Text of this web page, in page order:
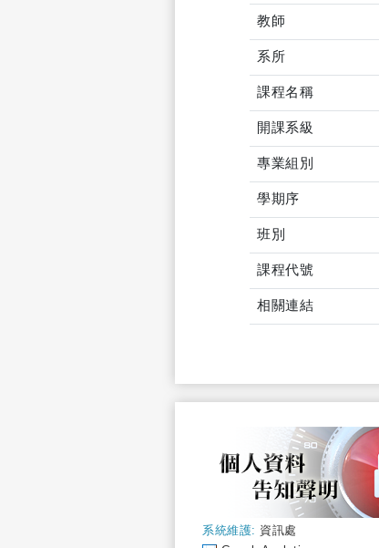
教師
系所
課程名稱
開課系級
專業組別
學期序
班別
課程代號
相關連結
系統維護: 資訊處